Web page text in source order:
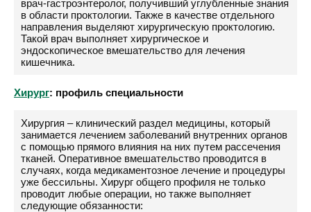
врач-гастроэнтеролог, получивший углубленные знания
в области проктологии. Также в качестве отдельного
направления выделяют хирургическую проктологию.
Такой врач выполняет хирургическое и
эндоскопическое вмешательство для лечения
кишечника.
Хирург: профиль специальности
Хирургия – клинический раздел медицины, который
занимается лечением заболеваний внутренних органов
с помощью прямого влияния на них путем рассечения
тканей. Оперативное вмешательство проводится в
случаях, когда медикаментозное лечение и процедуры
уже бессильны. Хирург общего профиля не только
проводит любые операции, но также выполняет
следующие обязанности: